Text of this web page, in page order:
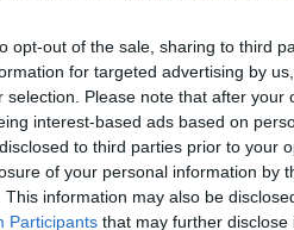
opt-out of the sale, sharing to third
for targeted advertising by
selection. Please note that after
interest-based ads based on
to third parties prior to your
of your personal information by
This information may also be
Participants that may further disclose
alatt sem hagy fela